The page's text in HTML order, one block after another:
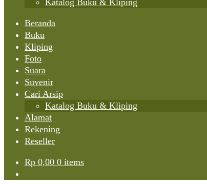
Katalog Buku & Kliping
Beranda
Buku
Kliping
Foto
Suara
Suvenir
Cari Arsip
Katalog Buku & Kliping
Alamat
Rekening
Reseller
Rp 0,00 0 items